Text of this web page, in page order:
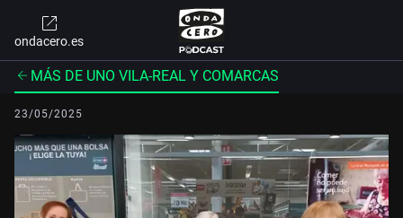
ondacero.es
MÁS DE UNO VILA-REAL Y COMARCAS
23/05/2025